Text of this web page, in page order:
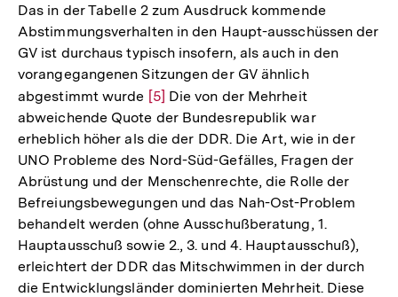
Das in der Tabelle 2 zum Ausdruck kommende
Abstimmungsverhalten in den Haupt-ausschüssen der
GV ist durchaus typisch insofern, als auch in den
vorangegangenen Sitzungen der GV ähnlich
abgestimmt wurde Zur
Auflösung
der
Fußnote
[5] Die von der Mehrheit
abweichende Quote der Bundesrepublik war
erheblich höher als die der DDR. Die Art, wie in der
UNO Probleme des Nord-Süd-Gefälles, Fragen der
Abrüstung und der Menschenrechte, die Rolle der
Befreiungsbewegungen und das Nah-Ost-Problem
behandelt werden (ohne Ausschußberatung, 1.
Hauptausschuß sowie 2., 3. und 4. Hauptausschuß),
erleichtert der DDR das Mitschwimmen in der durch
die Entwicklungsländer dominierten Mehrheit. Diese